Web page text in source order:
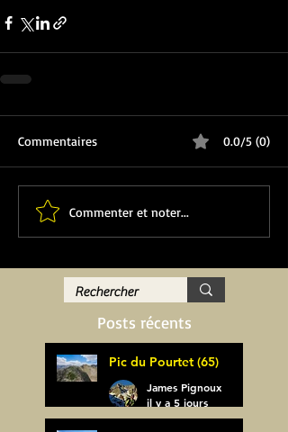
Commentaires 0.0/5 (0)
Commenter et noter...
Posts récents
Pic du Pourtet (65)
James Pignoux
il y a 5 jours